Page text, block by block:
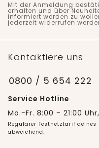
Mit der Anmeldung
erhalten und über
informiert werden zu
jederzeit widerrufen
Kontaktiere uns
0800 / 5 654 222
Service Hotline
Mo.-Fr. 8:00 – 21:00
Regulärer Festnetztarif
abweichend.